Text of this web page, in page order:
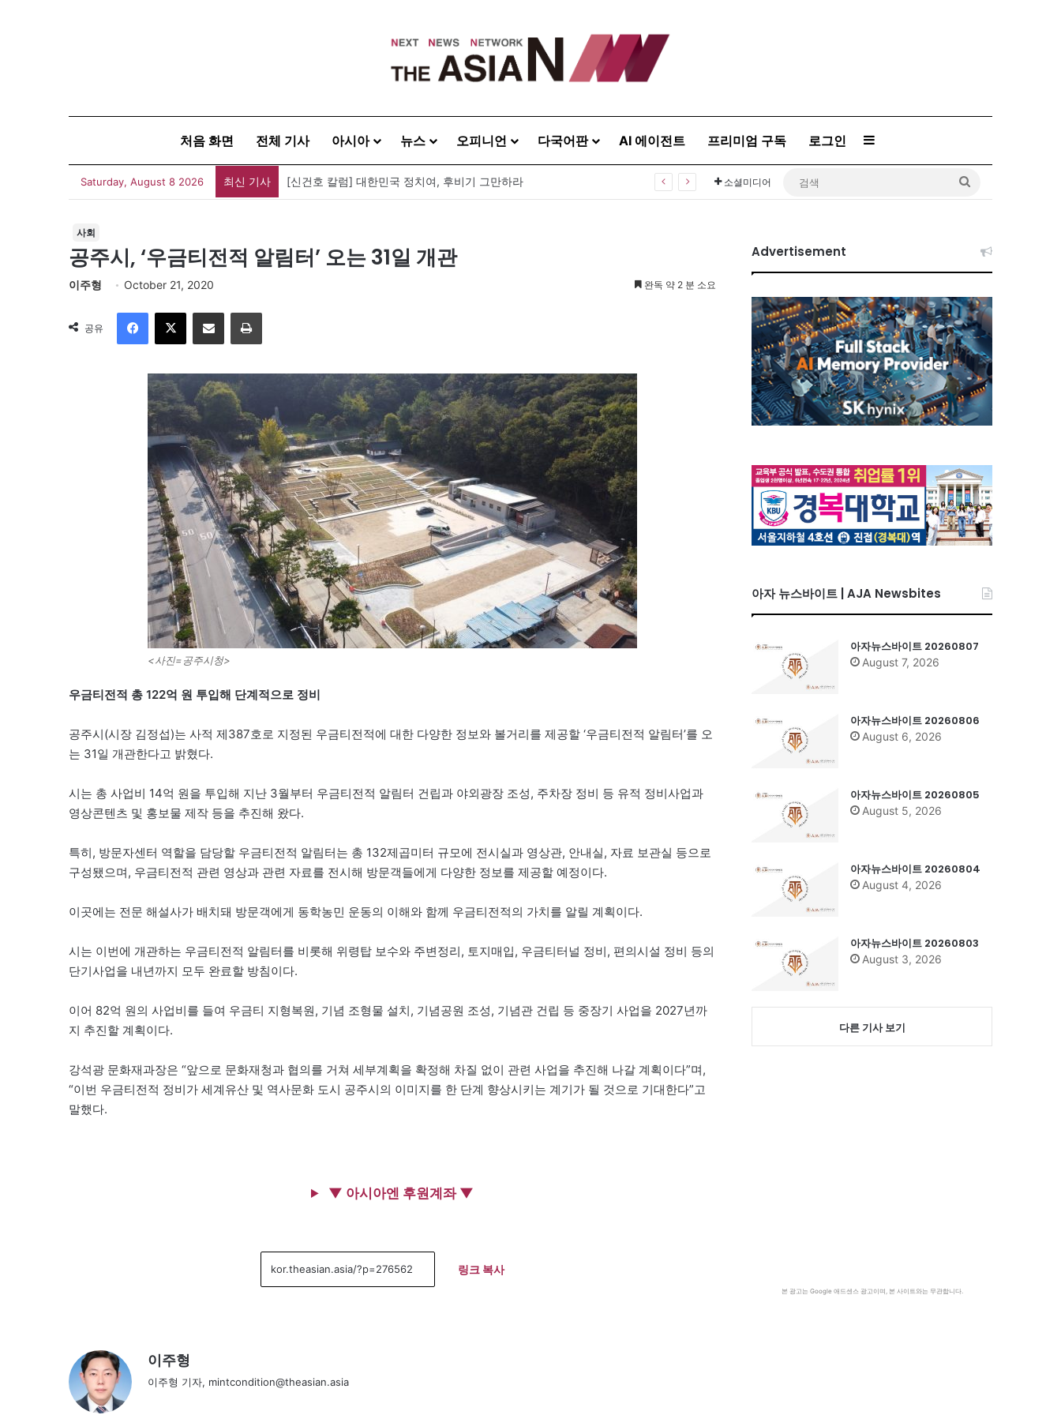
처음 화면 전체 기사 아시아 뉴스 오피니언 다국어판 AI 에이전트 프리미엄 구독 로그인 Sidebar
Saturday, August 8 2026 최신 기사 유가협 창립 40주년 기념식…12일 오후 남영동 민주화운동기념관 소셜미디어
사회
공주시, ‘우금티전적 알림터’ 오는 31일 개관
이주형 October 21, 2020 완독 약 2 분 소요
공유
이메일
<사진=공주시청>
우금티전적 총 122억 원 투입해 단계적으로 정비
공주시(시장 김정섭)는 사적 제387호로 지정된 우금티전적에 대한 다양한 정보와 볼거리를 제공할 ‘우금티전적 알림터’를 오
는 31일 개관한다고 밝혔다.
시는 총 사업비 14억 원을 투입해 지난 3월부터 우금티전적 알림터 건립과 야외광장 조성, 주차장 정비 등 유적 정비사업과
영상콘텐츠 및 홍보물 제작 등을 추진해 왔다.
특히, 방문자센터 역할을 담당할 우금티전적 알림터는 총 132제곱미터 규모에 전시실과 영상관, 안내실, 자료 보관실 등으로
구성됐으며, 우금티전적 관련 영상과 관련 자료를 전시해 방문객들에게 다양한 정보를 제공할 예정이다.
이곳에는 전문 해설사가 배치돼 방문객에게 동학농민 운동의 이해와 함께 우금티전적의 가치를 알릴 계획이다.
시는 이번에 개관하는 우금티전적 알림터를 비롯해 위령탑 보수와 주변정리, 토지매입, 우금티터널 정비, 편의시설 정비 등의
단기사업을 내년까지 모두 완료할 방침이다.
이어 82억 원의 사업비를 들여 우금티 지형복원, 기념 조형물 설치, 기념공원 조성, 기념관 건립 등 중장기 사업을 2027년까
지 추진할 계획이다.
강석광 문화재과장은 “앞으로 문화재청과 협의를 거쳐 세부계획을 확정해 차질 없이 관련 사업을 추진해 나갈 계획이다”며,
“이번 우금티전적 정비가 세계유산 및 역사문화 도시 공주시의 이미지를 한 단계 향상시키는 계기가 될 것으로 기대한다”고
말했다.
▼ 아시아엔 후원계좌 ▼
링크 복사
이주형
이주형 기자, mintcondition@theasian.asia
Advertisement
아자 뉴스바이트 | AJA Newsbites
아자뉴스바이트 20260807
August 7, 2026
아자뉴스바이트 20260806
August 6, 2026
아자뉴스바이트 20260805
August 5, 2026
아자뉴스바이트 20260804
August 4, 2026
아자뉴스바이트 20260803
August 3, 2026
다른 기사 보기
본 광고는 Google 애드센스 광고이며, 본 사이트와는 무관합니다.